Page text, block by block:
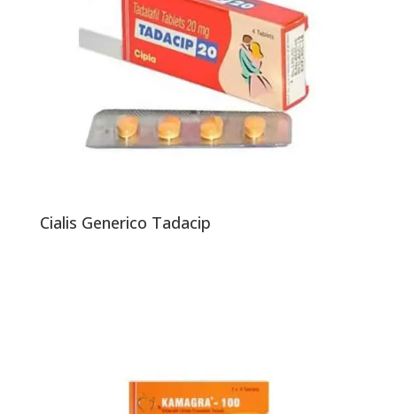
Cialis Generico Tadacip